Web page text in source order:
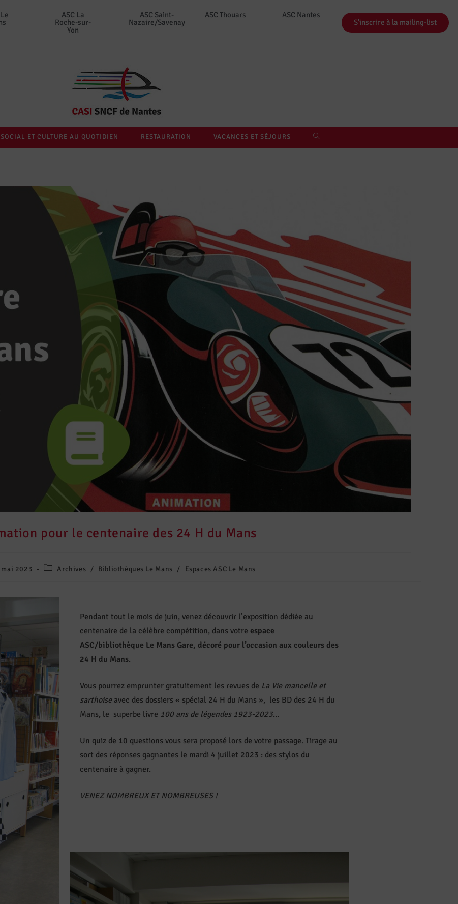
ASC La
Roche-sur-
Yon
ASC Saint-
Nazaire/Savenay
ASC Thouars
ASC Nantes
S'inscrire à la mailing-list
SOCIAL ET CULTURE AU QUOTIDIEN RESTAURATION VACANCES ET SÉJOURS
pour le centenaire des 24 H du Mans
mai 2023 Archives / Bibliothèques Le Mans / Espaces ASC Le Mans
Pendant tout le mois de juin, venez découvrir l’exposition dédiée au
centenaire de la célèbre compétition, dans votre espace
ASC/bibliothèque Le Mans Gare, décoré pour l’occasion aux couleurs des
24 H du Mans.
Vous pourrez emprunter gratuitement les revues de La Vie mancelle et
sarthoiseavec des dossiers « spécial 24 H du Mans », les BD des 24 H du
Mans, le superbe livre 100 ans de légendes 1923-2023…
Un quiz de 10 questions vous sera proposé lors de votre passage. Tirage au
sort des réponses gagnantes le mardi 4 juillet 2023 : des stylos du
centenaire à gagner.
VENEZ NOMBREUX ET NOMBREUSES !